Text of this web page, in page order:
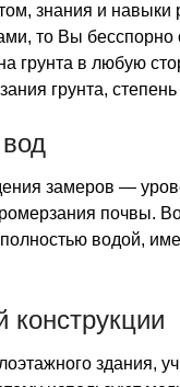
знания и
то Вы бесспорно
грунта в любую
грунта,
замеров —
почвы.
водой,
здания,